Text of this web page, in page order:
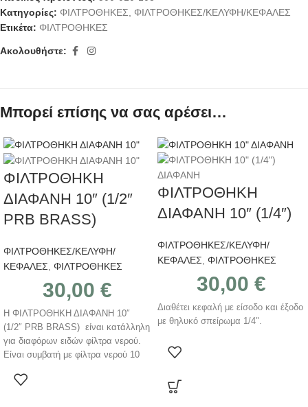
Κατηγορίες: ΦΙΛΤΡΟΘΗΚΕΣ
ΦΙΛΤΡΟΘΗΚΕΣ/ΚΕΛΥΦΗ/ΚΕΦΑΛΕΣ
Ετικέτα: ΦΙΛΤΡΟΘΗΚΕΣ
Ακολουθήστε:
Μπορεί επίσης να σας αρέσει…
ΦΙΛΤΡΟΘΗΚΗ
ΔΙΑΦΑΝΗ 10″ (1/2″
PRB BRASS)
ΦΙΛΤΡΟΘΗΚΕΣ/ΚΕΛΥΦΗ/
ΚΕΦΑΛΕΣ, ΦΙΛΤΡΟΘΗΚΕΣ
30,00 €
Η ΦΙΛΤΡΟΘΗΚΗ ΔΙΑΦΑΝΗ 10″
(1/2″ PRB BRASS) είναι κατάλληλη
για διαφόρων ειδών φίλτρα νερού.
Είναι συμβατή με φίλτρα νερού 10
ΦΙΛΤΡΟΘΗΚΗ
ΔΙΑΦΑΝΗ 10″ (1/4″)
ΦΙΛΤΡΟΘΗΚΕΣ/ΚΕΛΥΦΗ/
ΚΕΦΑΛΕΣ ΦΙΛΤΡΟΘΗΚΕΣ
30,00 €
Διαθέτει κεφαλή με είσοδο και έξοδο
με θηλυκό σπείρωμα 1/4".